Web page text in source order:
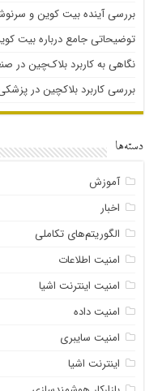
بررسی آینده بیت کوین و
توضیحاتی جامع درباره بیت
نگاهی به کاربرد بلاک‌چین در
بررسی کاربرد بلاکچین در
دسته‌ها
آموزش
اخبار
الگوریتم‌های تکاملی
امنیت اطلاعات
امنیت اینترنت اشیا
امنیت داده
امنیت سایبری
اینترنت اشیا